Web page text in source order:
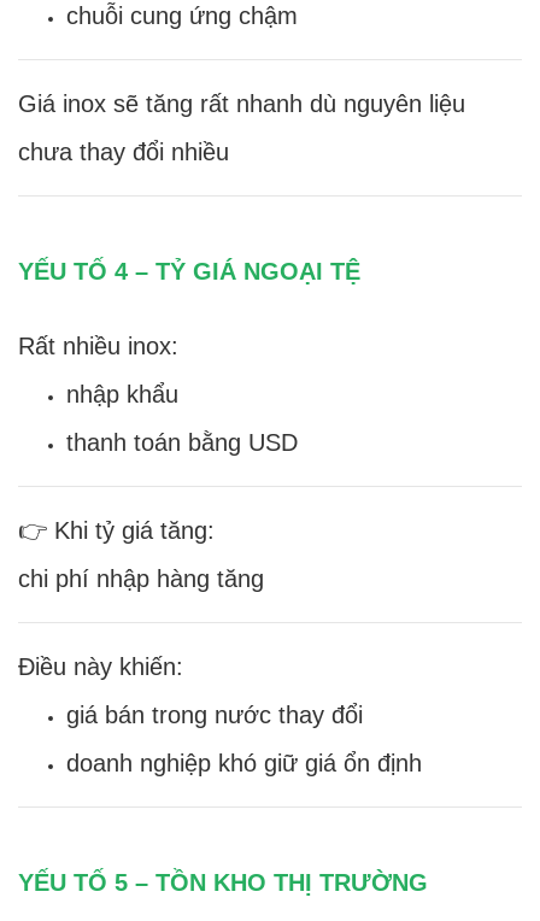
chuỗi cung ứng chậm
Giá inox sẽ tăng rất nhanh dù nguyên liệu
chưa thay đổi nhiều
YẾU TỐ 4 – TỶ GIÁ NGOẠI TỆ
Rất nhiều inox:
nhập khẩu
thanh toán bằng USD
👉 Khi tỷ giá tăng:
chi phí nhập hàng tăng
Điều này khiến:
giá bán trong nước thay đổi
doanh nghiệp khó giữ giá ổn định
YẾU TỐ 5 – TỒN KHO THỊ TRƯỜNG